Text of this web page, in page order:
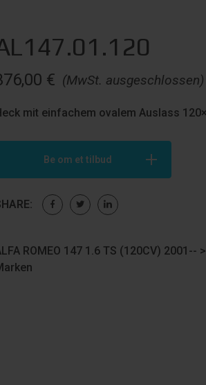
(MwSt. ausgeschlossen)
€
mit einfachem ovalem Auslass
Be om et tilbud
ROMEO 147 1.6 TS (120CV) 2001-- >